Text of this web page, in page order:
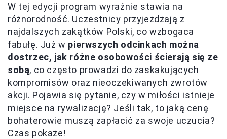
W tej edycji program wyraźnie stawia na
różnorodność. Uczestnicy przyjeżdżają z
najdalszych zakątków Polski, co wzbogaca
fabułę. Już w pierwszych odcinkach można
dostrzec, jak różne osobowości ścierają się ze
sobą, co często prowadzi do zaskakujących
kompromisów oraz nieoczekiwanych zwrotów
akcji. Pojawia się pytanie, czy w miłości istnieje
miejsce na rywalizację? Jeśli tak, to jaką cenę
bohaterowie muszą zapłacić za swoje uczucia?
Czas pokaże!